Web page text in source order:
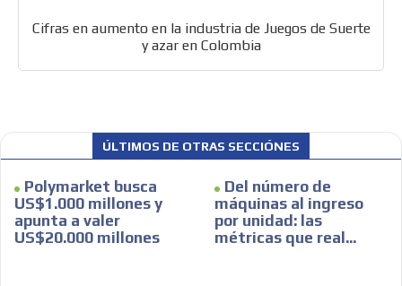
Cifras en aumento en la industria de Juegos de Suerte
y azar en Colombia
ÚLTIMOS DE OTRAS SECCIÓNES
Polymarket busca
US$1.000 millones y
apunta a valer
US$20.000 millones
Del número de
máquinas al ingreso
por unidad: las
métricas que real...